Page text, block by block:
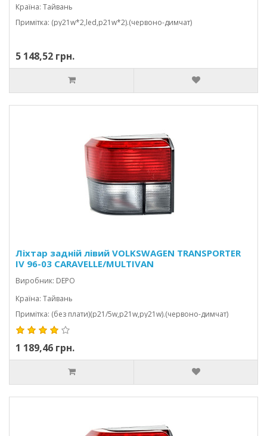
Країна: Тайвань
Примітка: (py21w*2,led,p21w*2).(червоно-димчат)
5 148,52 грн.
Ліхтар задній лівий VOLKSWAGEN TRANSPORTER
IV 96-03 CARAVELLE/MULTIVAN
Виробник: DEPO
Країна: Тайвань
Примітка: (без плати)(p21/5w,p21w,py21w).(червоно-димчат)
1 189,46 грн.